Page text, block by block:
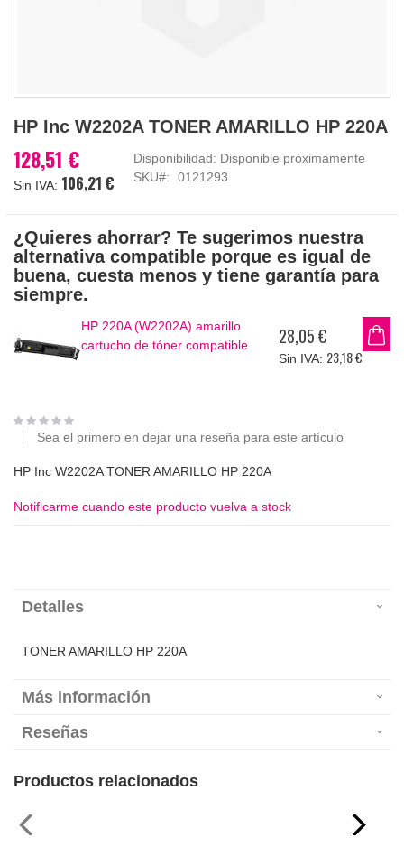
al
de
la
imágenes
HP Inc W2202A TONER AMARILLO HP 220A
128,51 €
106,21 €
Disponibilidad: Disponible próximamente
SKU
0121293
¿Quieres ahorrar? Te sugerimos nuestra
alternativa compatible porque es igual de
buena, cuesta menos y tiene garantía para
siempre.
HP 220A (W2202A) amarillo
cartucho de tóner compatible
28,05 €
23,18 €
Sea el primero en dejar una reseña para este artículo
HP Inc W2202A TONER AMARILLO HP 220A
Notificarme cuando este producto vuelva a stock
Detalles
TONER AMARILLO HP 220A
Más información
Reseñas
Productos relacionados